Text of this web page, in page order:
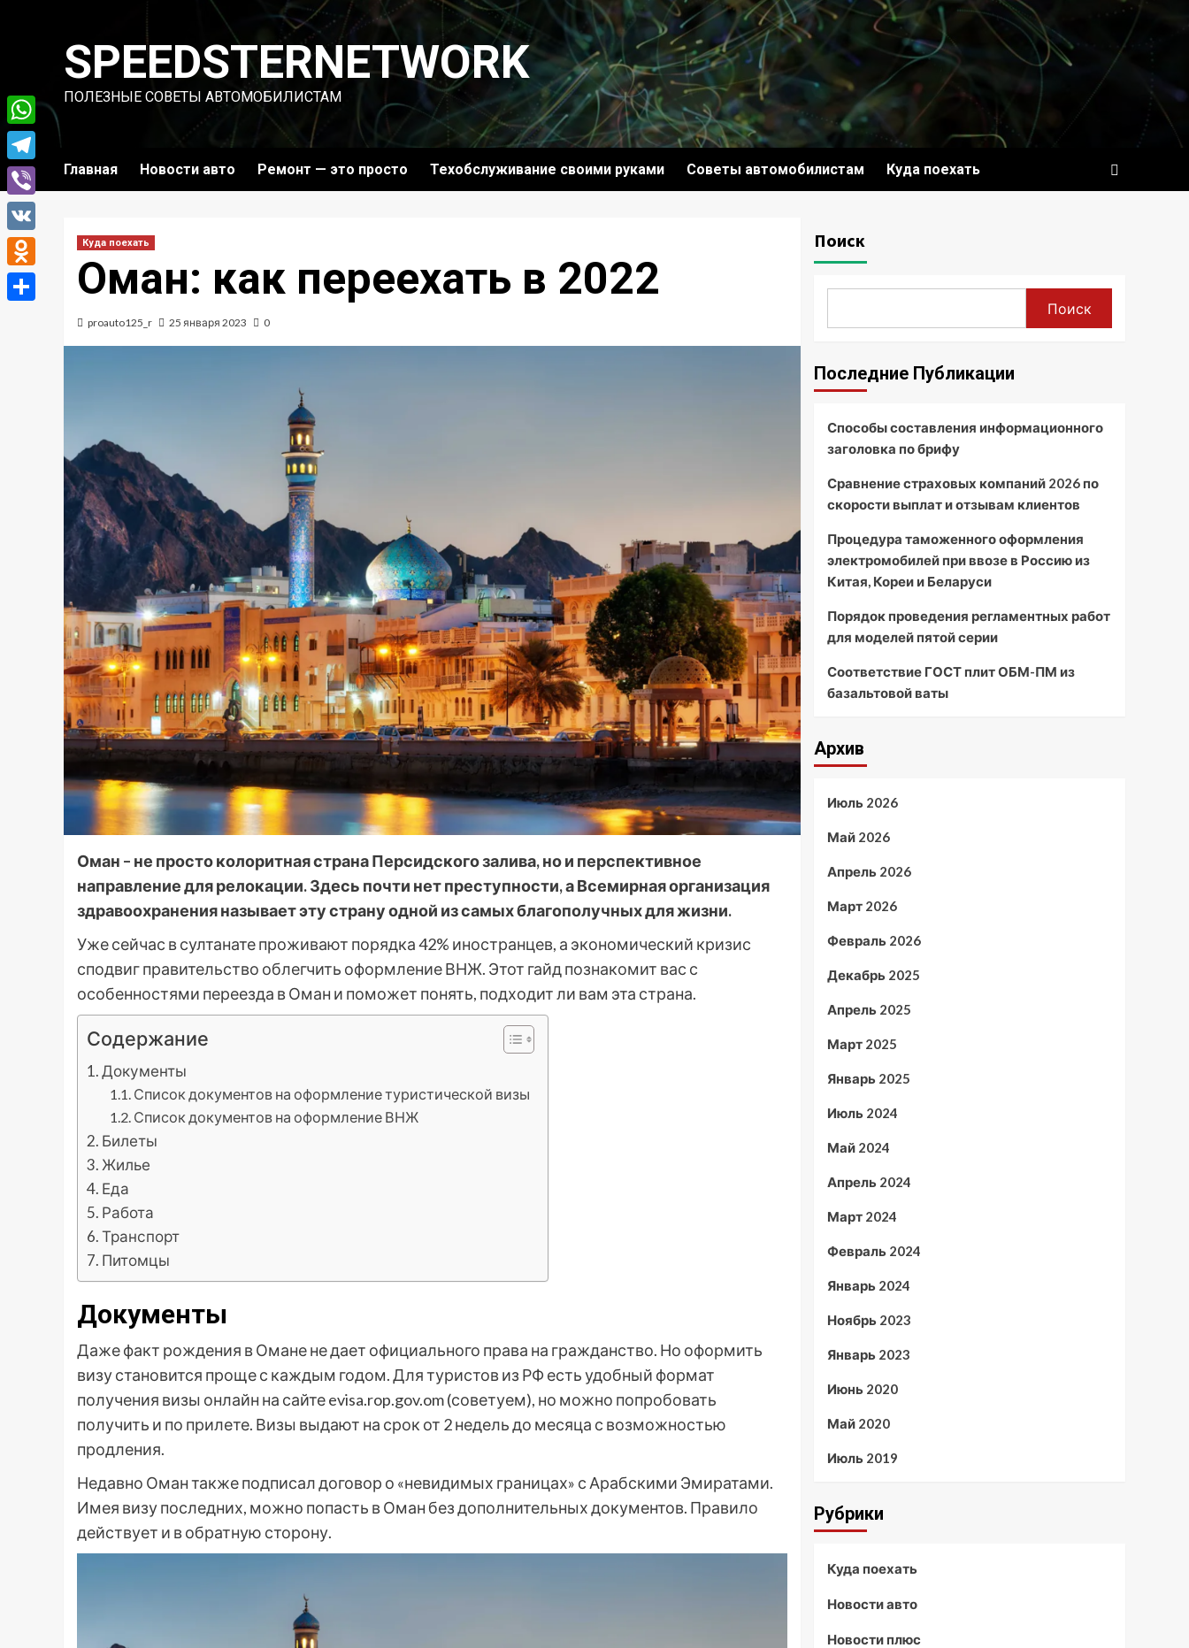
содержимомуSPEEDSTERNETWORK
ПОЛЕЗНЫЕ СОВЕТЫ АВТОМОБИЛИСТАМ
Главная Новости авто Ремонт — это просто Техобслуживание своими руками Советы автомобилистам Куда поехать
Куда поехать
Оман: как переехать в 2022
proauto125_r 25 января 2023 0
Оман – не просто колоритная страна Персидского залива, но и перспективное
направление для релокации. Здесь почти нет преступности, а Всемирная организация
здравоохранения называет эту страну одной из самых благополучных для жизни.
Уже сейчас в султанате проживают порядка 42% иностранцев, а экономический кризис
сподвиг правительство облегчить оформление ВНЖ. Этот гайд познакомит вас с
особенностями переезда в Оман и поможет понять, подходит ли вам эта страна.
Содержание
Документы
Список документов на оформление туристической визы
Список документов на оформление ВНЖ
Билеты
Жилье
Еда
Работа
Транспорт
Питомцы
Документы
Даже факт рождения в Омане не дает официального права на гражданство. Но оформить
визу становится проще с каждым годом. Для туристов из РФ есть удобный формат
получения визы онлайн на сайте evisa.rop.gov.om (советуем), но можно попробовать
получить и по прилете. Визы выдают на срок от 2 недель до месяца с возможностью
продления.
Недавно Оман также подписал договор о «невидимых границах» с Арабскими Эмиратами.
Имея визу последних, можно попасть в Оман без дополнительных документов. Правило
действует и в обратную сторону.
Поиск
Поиск
Последние Публикации
Способы составления информационного
заголовка по брифу
Сравнение страховых компаний 2026 по
скорости выплат и отзывам клиентов
Процедура таможенного оформления
электромобилей при ввозе в Россию из
Китая, Кореи и Беларуси
Порядок проведения регламентных работ
для моделей пятой серии
Соответствие ГОСТ плит ОБМ-ПМ из
базальтовой ваты
Архив
Июль 2026
Май 2026
Апрель 2026
Март 2026
Февраль 2026
Декабрь 2025
Апрель 2025
Март 2025
Январь 2025
Июль 2024
Май 2024
Апрель 2024
Март 2024
Февраль 2024
Январь 2024
Ноябрь 2023
Январь 2023
Июнь 2020
Май 2020
Июль 2019
Рубрики
Куда поехать
Новости авто
Новости плюс
WhatsApp
Telegram
Viber
VK
Odnoklassniki
Отправить